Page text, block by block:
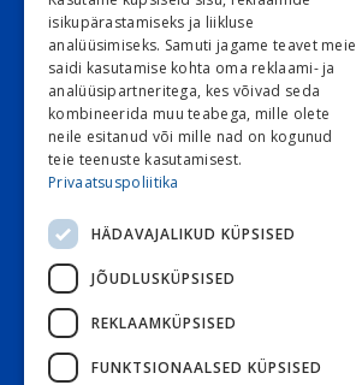
REG: 11548994
KMKR: EE101263526
Kontori e-post
E 9:00 – 16:30 R 9:00 – 15:30
L ja P suletud
Klienditeenindus
Stoom800 3030
Diabeet800 7070
Diabeet e-post
isikupärastamiseks ja liikluse
analüüsimiseks. Samuti jagame teavet meie
saidi kasutamise kohta oma reklaami- ja
analüüsipartneritega, kes võivad seda
kombineerida muu teabega, mille olete
neile esitanud või mille nad on kogunud
teie teenuste kasutamisest.
Privaatsuspoliitika
HÄDAVAJALIKUD KÜPSISED
JÕUDLUSKÜPSISED
REKLAAMKÜPSISED
FUNKTSIONAALSED KÜPSISED